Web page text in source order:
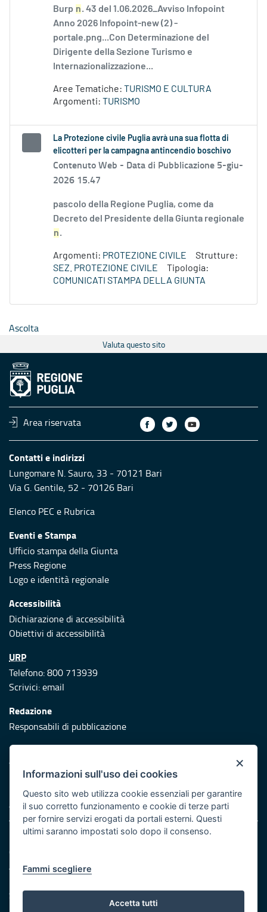
Burp n. 43 del 1.06.2026_Avviso Infopoint
Anno 2026 Infopoint-new (2) -
portale.png...Con Determinazione del
Dirigente della Sezione Turismo e
Internazionalizzazione...
Aree Tematiche: TURISMO E CULTURA
Argomenti: TURISMO
La Protezione civile Puglia avrà una sua flotta di
elicotteri per la campagna antincendio boschivo
Contenuto Web - Data di Pubblicazione 5-giu-
2026 15.47
pascolo della Regione Puglia, come da
Decreto del Presidente della Giunta regionale
n.
Argomenti: PROTEZIONE CIVILE
Strutture:
SEZ. PROTEZIONE CIVILE
Tipologia:
COMUNICATI STAMPA DELLA GIUNTA
Ascolta
Valuta questo sito
Area riservata
Contatti e indirizzi
Lungomare N. Sauro, 33 - 70121 Bari
Via G. Gentile, 52 - 70126 Bari
Elenco PEC e Rubrica
Eventi e Stampa
Ufficio stampa della Giunta
Press Regione
Logo e identità regionale
Accessibilità
Dichiarazione di accessibilità
Obiettivi di accessibilità
URP
Telefono: 800 713939
Scrivici:email
Redazione
Responsabili di pubblicazione
Protezione civile
Vai al sito di Protezione Civile Puglia
Iniziativa finanziata con risorse del POR Puglia 2014/2020 -
Asse XI
Note legali
Cookie e privacy
Atti di notifica
Servizi Intranet
×
Informazioni sull'uso dei cookies
Questo sito web utilizza cookie essenziali per garantire
il suo corretto funzionamento e cookie di terze parti
per fornire servizi erogati da portali esterni. Questi
ultimi saranno impostati solo dopo il consenso.
Fammi scegliere
Accetta tutti